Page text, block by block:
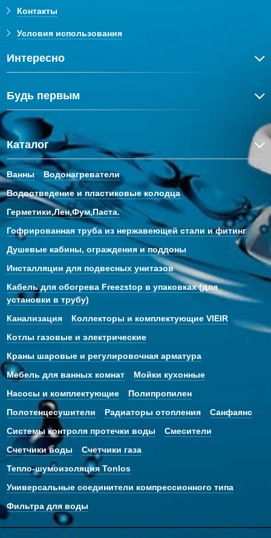
Контакты
Условия использования
Интересно
Будь первым
Каталог
Ванны
Водонагреватели
Водоотведение и пластиковые колодца
Герметики,Лен,Фум,Паста.
Гофрированная труба из нержавеющей стали и фитинг
Душевые кабины, ограждения и поддоны
Инсталляции для подвесных унитазов
Кабель для обогрева Freezstop в упаковках (для
установки в трубу)
Канализация
Коллекторы и комплектующие VIEIR
Котлы газовые и электрические
Краны шаровые и регулировочная арматура
Мебель для ванных комнат
Мойки кухонные
Насосы и комплектующие
Полипропилен
Полотенцесушители
Радиаторы отопления
Санфаянс
Системы контроля протечки воды
Смесители
Счетчики воды
Счетчики газа
Тепло-шумоизоляция Tonlos
Универсальные соединители компрессионного типа
Фильтра для воды